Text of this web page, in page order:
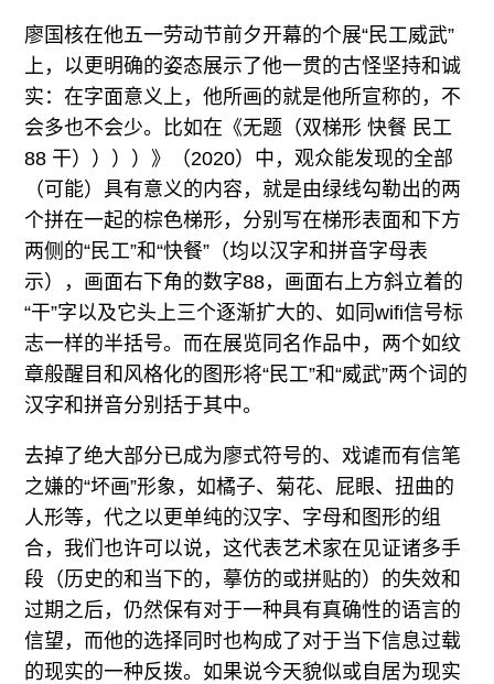
廖国核在他五一劳动节前夕开幕的个展“民工威武”
上，以更明确的姿态展示了他一贯的古怪坚持和诚
实：在字面意义上，他所画的就是他所宣称的，不
会多也不会少。比如在《无题（双梯形 快餐 ⺠工
88 干））））》（2020）中，观众能发现的全部
（可能）具有意义的内容，就是由绿线勾勒出的两
个拼在一起的棕色梯形，分别写在梯形表面和下方
两侧的“民工”和“快餐”（均以汉字和拼音字母表
示），画面右下角的数字88，画面右上方斜立着的
“干”字以及它头上三个逐渐扩大的、如同wifi信号标
志一样的半括号。而在展览同名作品中，两个如纹
章般醒目和风格化的图形将“民工”和“威武”两个词的
汉字和拼音分别括于其中。
去掉了绝大部分已成为廖式符号的、戏谑而有信笔
之嫌的“坏画”形象，如橘子、菊花、屁眼、扭曲的
人形等，代之以更单纯的汉字、字母和图形的组
合，我们也许可以说，这代表艺术家在见证诸多手
段（历史的和当下的，摹仿的或拼贴的）的失效和
过期之后，仍然保有对于一种具有真确性的语言的
信望，而他的选择同时也构成了对于当下信息过载
的现实的一种反拨。如果说今天貌似或自居为现实